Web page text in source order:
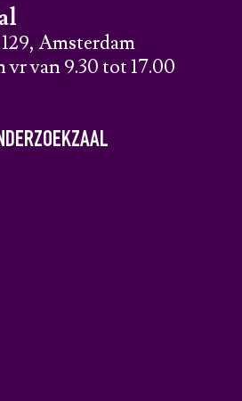
Amsterdam
van 9.30 tot 17.00